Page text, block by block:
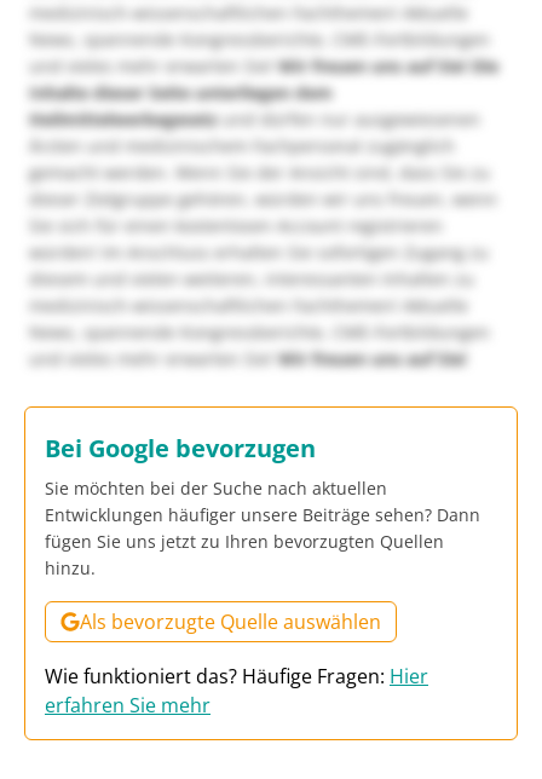
medizinisch-wissenschaftlichen Fachthemen! Aktuelle
News, spannende Kongressberichte, CME-Fortbildungen
und vieles mehr erwarten Sie!Wir freuen uns auf Sie! Die
Inhalte dieser Seite unterliegen dem
Heilmittelwerbegesetzund dürfen nur ausgewiesenen
Ärzten und medizinischem Fachpersonal zugänglich
gemacht werden. Wenn Sie der Ansicht sind, dass Sie zu
dieser Zielgruppe gehören, würden wir uns freuen, wenn
Sie sich für einen kostenlosen Account registrieren
würden! Im Anschluss erhalten Sie sofortigen Zugang zu
diesem und vielen weiteren, interessanten Inhalten zu
medizinisch-wissenschaftlichen Fachthemen! Aktuelle
News, spannende Kongressberichte, CME-Fortbildungen
und vieles mehr erwarten Sie!Wir freuen uns auf Sie!
Bei Google bevorzugen
Sie möchten bei der Suche nach aktuellen
Entwicklungen häufiger unsere Beiträge sehen? Dann
fügen Sie uns jetzt zu Ihren bevorzugten Quellen
hinzu.
Als bevorzugte Quelle auswählen
Wie funktioniert das? Häufige Fragen: Hier
erfahren Sie mehr